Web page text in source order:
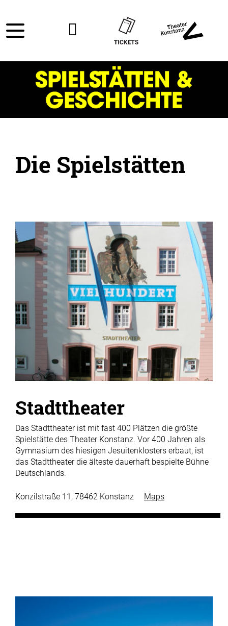
Die Spielstätten
Stadttheater
Das Stadttheater ist mit fast 400 Plätzen die größte
Spielstätte des Theater Konstanz. Vor 400 Jahren als
Gymnasium des hiesigen Jesuitenklosters erbaut, ist
das Stadttheater die älteste dauerhaft bespielte Bühne
Deutschlands.
Konzilstraße 11, 78462 Konstanz Maps